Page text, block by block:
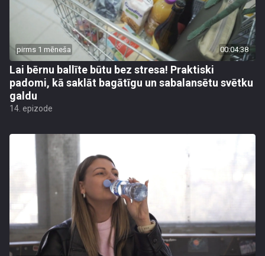
pirms 1 mēneša 00:04:38
Lai bērnu ballīte būtu bez stresa! Praktiski
padomi, kā saklāt bagātīgu un sabalansētu svētku
galdu
14. epizode